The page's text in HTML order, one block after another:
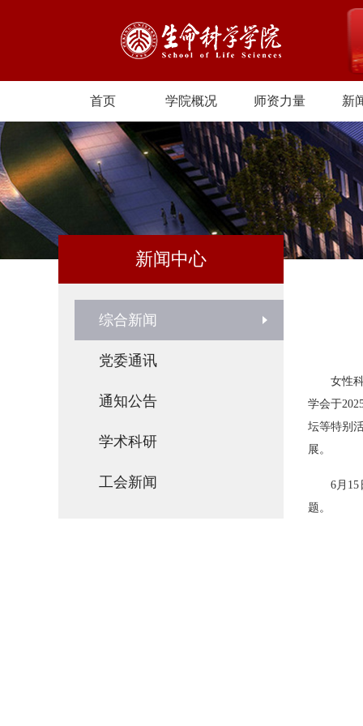
首页 学院概况 师资力量 新
新闻中心
综合新闻
党委通讯
通知公告
学术科研
工会新闻
女性
学会于
坛等特别
展。
6月 15
题。